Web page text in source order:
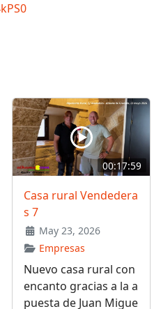
00:17:59
Casa rural Vendedera
s 7
May 23, 2026
Empresas
Nuevo casa rural con
encanto gracias a la a
puesta de Juan Migue